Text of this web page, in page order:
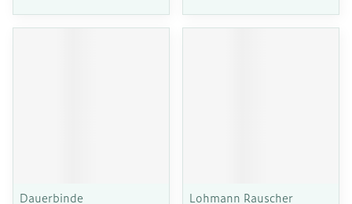
Dauerbinde
Lohmann Rauscher